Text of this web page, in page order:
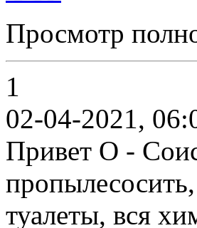
Просмотр
1
02-04-2021,
Привет О -
туалеты, вся